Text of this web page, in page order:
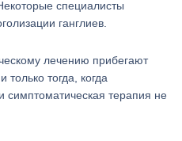
специалисты
ганглиев.
лечению прибегают
тогда, когда
симптоматическая терапия не